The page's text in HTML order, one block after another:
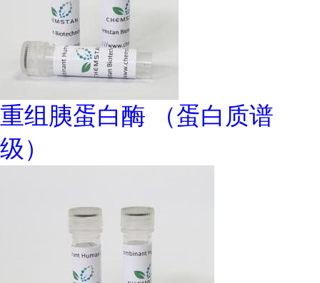
重组胰蛋白酶 （蛋白质谱
级）